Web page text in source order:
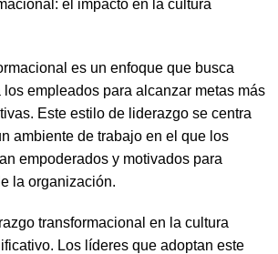
el impacto en la cultura
es un enfoque que busca
los empleados para alcanzar metas más
Este estilo de liderazgo se centra
ambiente de trabajo en el que los
empoderados y motivados para
la organización.
transformacional en la cultura
Los líderes que adoptan este